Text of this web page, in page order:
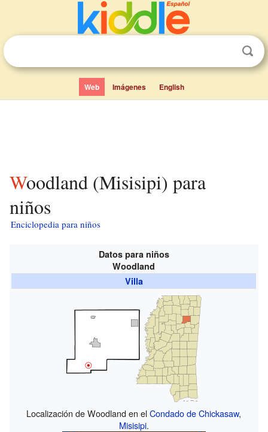
Web Imágenes English
Woodland (Misisipi) para
niños
Enciclopedia para niños
Datos para niños
Woodland
Villa
Localización de Woodland en elCondado de Chickasaw,
Misisipi.